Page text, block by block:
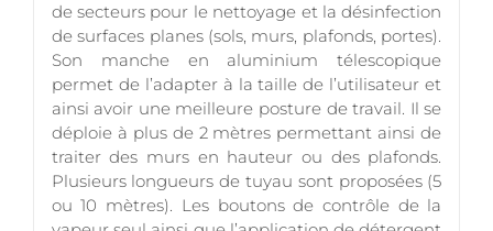
de secteurs pour le nettoyage et la désinfection
de surfaces planes (sols, murs, plafonds, portes).
Son manche en aluminium télescopique
permet de l’adapter à la taille de l’utilisateur et
ainsi avoir une meilleure posture de travail. Il se
déploie à plus de 2 mètres permettant ainsi de
traiter des murs en hauteur ou des plafonds.
Plusieurs longueurs de tuyau sont proposées (5
ou 10 mètres). Les boutons de contrôle de la